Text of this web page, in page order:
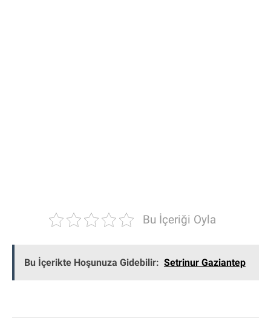
Bu İçeriği Oyla
Bu İçerikte Hoşunuza Gidebilir: Setrinur Gaziantep